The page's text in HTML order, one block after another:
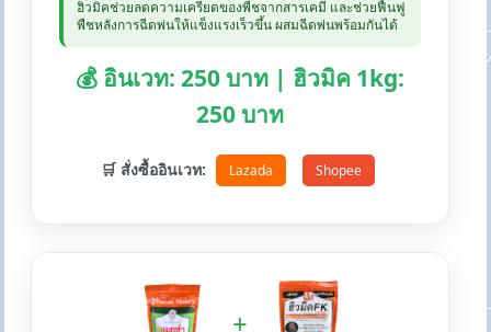
ฮิวมิคช่วยลดความเครียดของพืชจากสารเคมี และช่วยฟื้นฟู
พืชหลังการฉีดพ่นให้แข็งแรงเร็วขึ้น ผสมฉีดพ่นพร้อมกันได้
💰 อินเวท: 250 บาท | ฮิวมิค 1kg:
250 บาท
🛒 สั่งซื้ออินเวท: Lazada Shopee
+